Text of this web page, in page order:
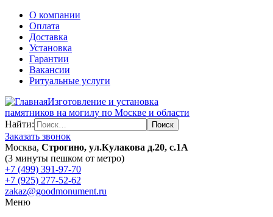
О компании
Оплата
Доставка
Установка
Гарантии
Вакансии
Ритуальные услуги
Изготовление и установка
памятников на могилу по Москве и области
Найти:
Заказать звонок
Москва, Строгино, ул.Кулакова д.20, с.1А
(3 минуты пешком от метро)
+7 (499) 391-97-70
+7 (925) 277-52-62
zakaz@goodmonument.ru
Меню